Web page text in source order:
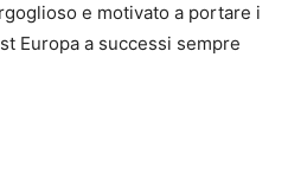
e motivato a portare i
Europa a successi sempre